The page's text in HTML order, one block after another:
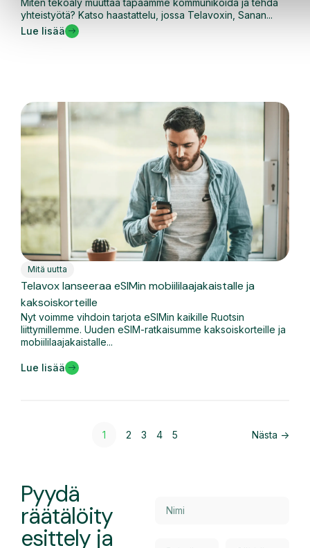
yhteistyötä? Katso haastattelu, jossa Telavoxin, Sanan...
Lue lisää
Mitä uutta
Telavox lanseeraa eSIMin mobiililaajakaistalle ja
kaksoiskorteille
Nyt voimme vihdoin tarjota eSIMin kaikille Ruotsin
liittymillemme. Uuden eSIM-ratkaisumme kaksoiskorteille ja
mobiililaajakaistalle...
Lue lisää
1 2 3 4 5 Nästa ->
Pyydä
räätälöity
esittely ja